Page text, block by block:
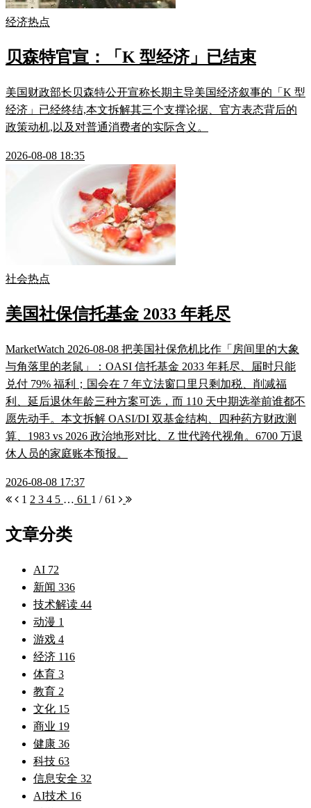
经济热点
贝森特官宣：「K 型经济」已结束
美国财政部长贝森特公开宣称长期主导美国经济叙事的「K 型
经济」已经终结,本文拆解其三个支撑论据、官方表态背后的
政策动机,以及对普通消费者的实际含义。
2026-08-08 18:35
社会热点
美国社保信托基金 2033 年耗尽
MarketWatch 2026-08-08 把美国社保危机比作「房间里的大象
与角落里的老鼠」：OASI 信托基金 2033 年耗尽、届时只能
兑付 79% 福利；国会在 7 年立法窗口里只剩加税、削减福
利、延后退休年龄三种方案可选，而 110 天中期选举前谁都不
愿先动手。本文拆解 OASI/DI 双基金结构、四种药方财政测
算、1983 vs 2026 政治地形对比、Z 世代跨代视角。6700 万退
休人员的家庭账本预报。
2026-08-08 17:37
1 2 3 4 5 … 61 1 / 61
文章分类
AI 72
新闻 336
技术解读 44
动漫 1
游戏 4
经济 116
体育 3
教育 2
文化 15
商业 19
健康 36
科技 63
信息安全 32
AI技术 16